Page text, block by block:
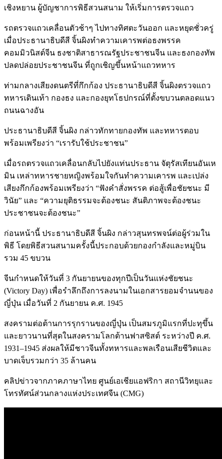
เชิงหยาน ผู้บัญชาการพิธีสวนสนาม ให้เริ่มการตรวจแถว
รถตรวจแถวเคลื่อนตัวช้าๆ ไปทางทิศตะวันออก และหยุดชั่วครู่
เมื่อประธานาธิบดีสี จิ้นผิงทำความเคารพต่อธงพรรค
คอมมิวนิสต์จีน ธงชาติสาธารณรัฐประชาชนจีน และธงกองทัพ
ปลดปล่อยประชาชนจีน ที่ถูกเชิญขึ้นหน้าแถวทหาร
ท่ามกลางเสียงดนตรีที่กึกก้อง ประธานาธิบดีสี จิ้นผิงตรวจแถว
ทหารเดินเท้า กองธง และกองยุทโธปกรณ์ที่ตั้งขบวนตลอดแนว
ถนนฉางอัน
ประธานาธิบดีสี จิ้นผิง กล่าวทักทายกองทัพ และทหารตอบ
พร้อมเพรียงว่า “เรารับใช้ประชาชน”
เมื่อรถตรวจแถวเคลื่อนกลับไปยังแท่นประธาน จัตุรัสเทียนอันเห
มิน เหล่าทหารชายหญิงพร้อมใจกันทำความเคารพ และเปล่ง
เสียงกึกก้องพร้อมเพรียงว่า “ฟังคำสั่งพรรค ต่อสู้เพื่อชัยชนะ มี
วินัย” และ “ความยุติธรรมจะต้องชนะ สันติภาพจะต้องชนะ
ประชาชนจะต้องชนะ”
ก่อนหน้านี้ ประธานาธิบดีสี จิ้นผิง กล่าวสุนทรพจน์ต่อผู้ร่วมใน
พิธี โดยพิธีสวนสนามครั้งนี้ประกอบด้วยกองกำลังและหมู่บิน
รวม 45 ขบวน
จีนกำหนดให้วันที่ 3 กันยายนของทุกปีเป็นวันแห่งชัยชนะ
(Victory Day) เพื่อรำลึกถึงการลงนามในเอกสารยอมจำนนของ
ญี่ปุ่น เมื่อวันที่ 2 กันยายน ค.ศ. 1945
สงครามต่อต้านการรุกรานของญี่ปุ่น เป็นสมรภูมิแรกที่ปะทุขึ้น
และยาวนานที่สุดในสงครามโลกต้านฟาสซิสต์ ระหว่างปี ค.ศ.
1931–1945 ส่งผลให้มีชาวจีนทั้งทหารและพลเรือนเสียชีวิตและ
บาดเจ็บรวมกว่า 35 ล้านคน
คลิปข่าวจากภาคภาษาไทย ศูนย์เอเชียแอฟริกา สถานีวิทยุและ
โทรทัศน์ส่วนกลางแห่งประเทศจีน (CMG)